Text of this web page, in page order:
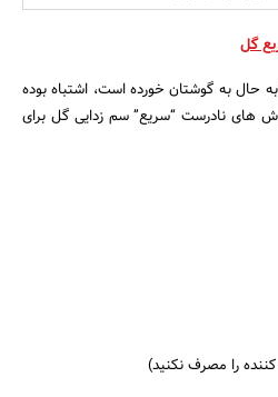
گل
حال به گوشتان خورده است، اشتباه بوده
های نادرست “سریع” سم زدایی گل برای
را مصرف نکنید)